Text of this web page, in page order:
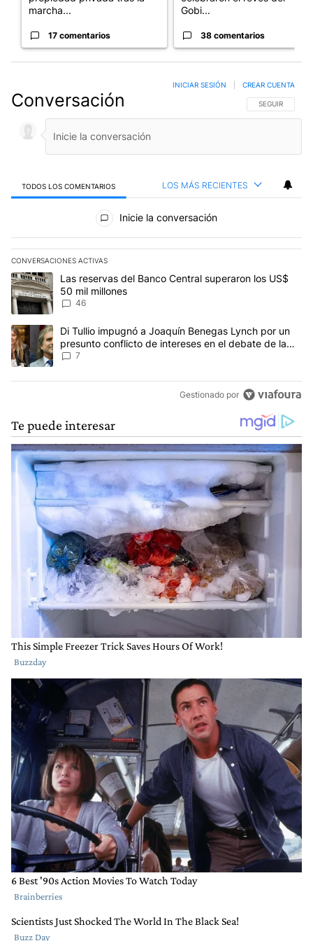
marcha...
17 comentarios
Gobi...
38 comentarios
Conversación SIGA ESTA
SEGUIR
INICIAR SESIÓN CREAR CUENTA
TODOS LOS COMENTARIOS LOS MÁS RECIENTES
Todos los comentarios
Inicie la conversación
CONVERSACIONES ACTIVAS
Este listado muestra los artículos con más comentarios en los
Un artículo de tendencia con el título "Las reservas del Banco
Las reservas del Banco Central superaron los US$
50 mil millones
46
Un artículo de tendencia con el título "Di Tullio impugnó a
Di Tullio impugnó a Joaquín Benegas Lynch por un
presunto conflicto de intereses en el debate de la
Ley de Tierras
7
Gestionado por